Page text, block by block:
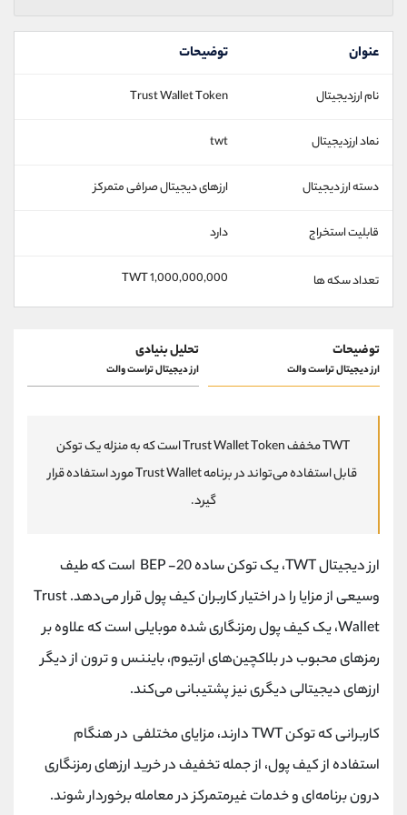
عنوان توضیحات
نام ارزدیجیتال Trust Wallet Token
نماد ارزدیجیتال twt
دسته ارز دیجیتال ارزهای دیجیتال صرافی متمرکز
قابلیت استخراج دارد
تعداد سکه ها 1,000,000,000 TWT
توضیحات
ارز دیجیتال تراست والت
تحلیل بنیادی
ارز دیجیتال تراست والت
TWT مخفف Trust Wallet Token است که به منزله یک توکن
قابل استفاده می‌تواند در برنامه Trust Wallet مورد استفاده قرار
گیرد.
ارز دیجیتال TWT، یک توکن ساده BEP -20 است که طیف
وسیعی از مزایا را در اختیار کاربران کیف پول قرار می‌دهد. Trust
Wallet، یک کیف پول رمزنگاری شده موبایلی است که علاوه بر
رمزهای محبوب در بلاکچین‌های ارتیوم، بایننس و ترون از دیگر
ارزهای دیجیتالی دیگری نیز پشتیبانی می‌کند.
کاربرانی که توکن TWT دارند، مزایای مختلفی در هنگام
استفاده از کیف پول، از جمله تخفیف در خرید ارزهای رمزنگاری
درون برنامه‌ای و خدمات غیرمتمرکز در معامله برخوردار شوند.